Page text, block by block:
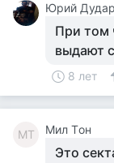
Юрий
При том
выдают
8 лет
МT Мил Tон
Это